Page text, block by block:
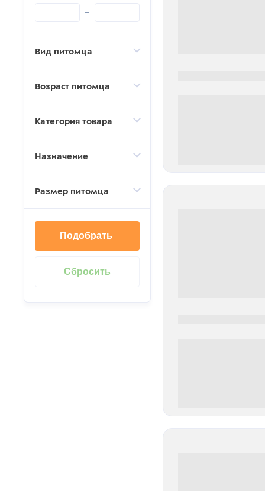
Вид питомца
Возраст питомца
Категория товара
Назначение
Размер питомца
Подобрать